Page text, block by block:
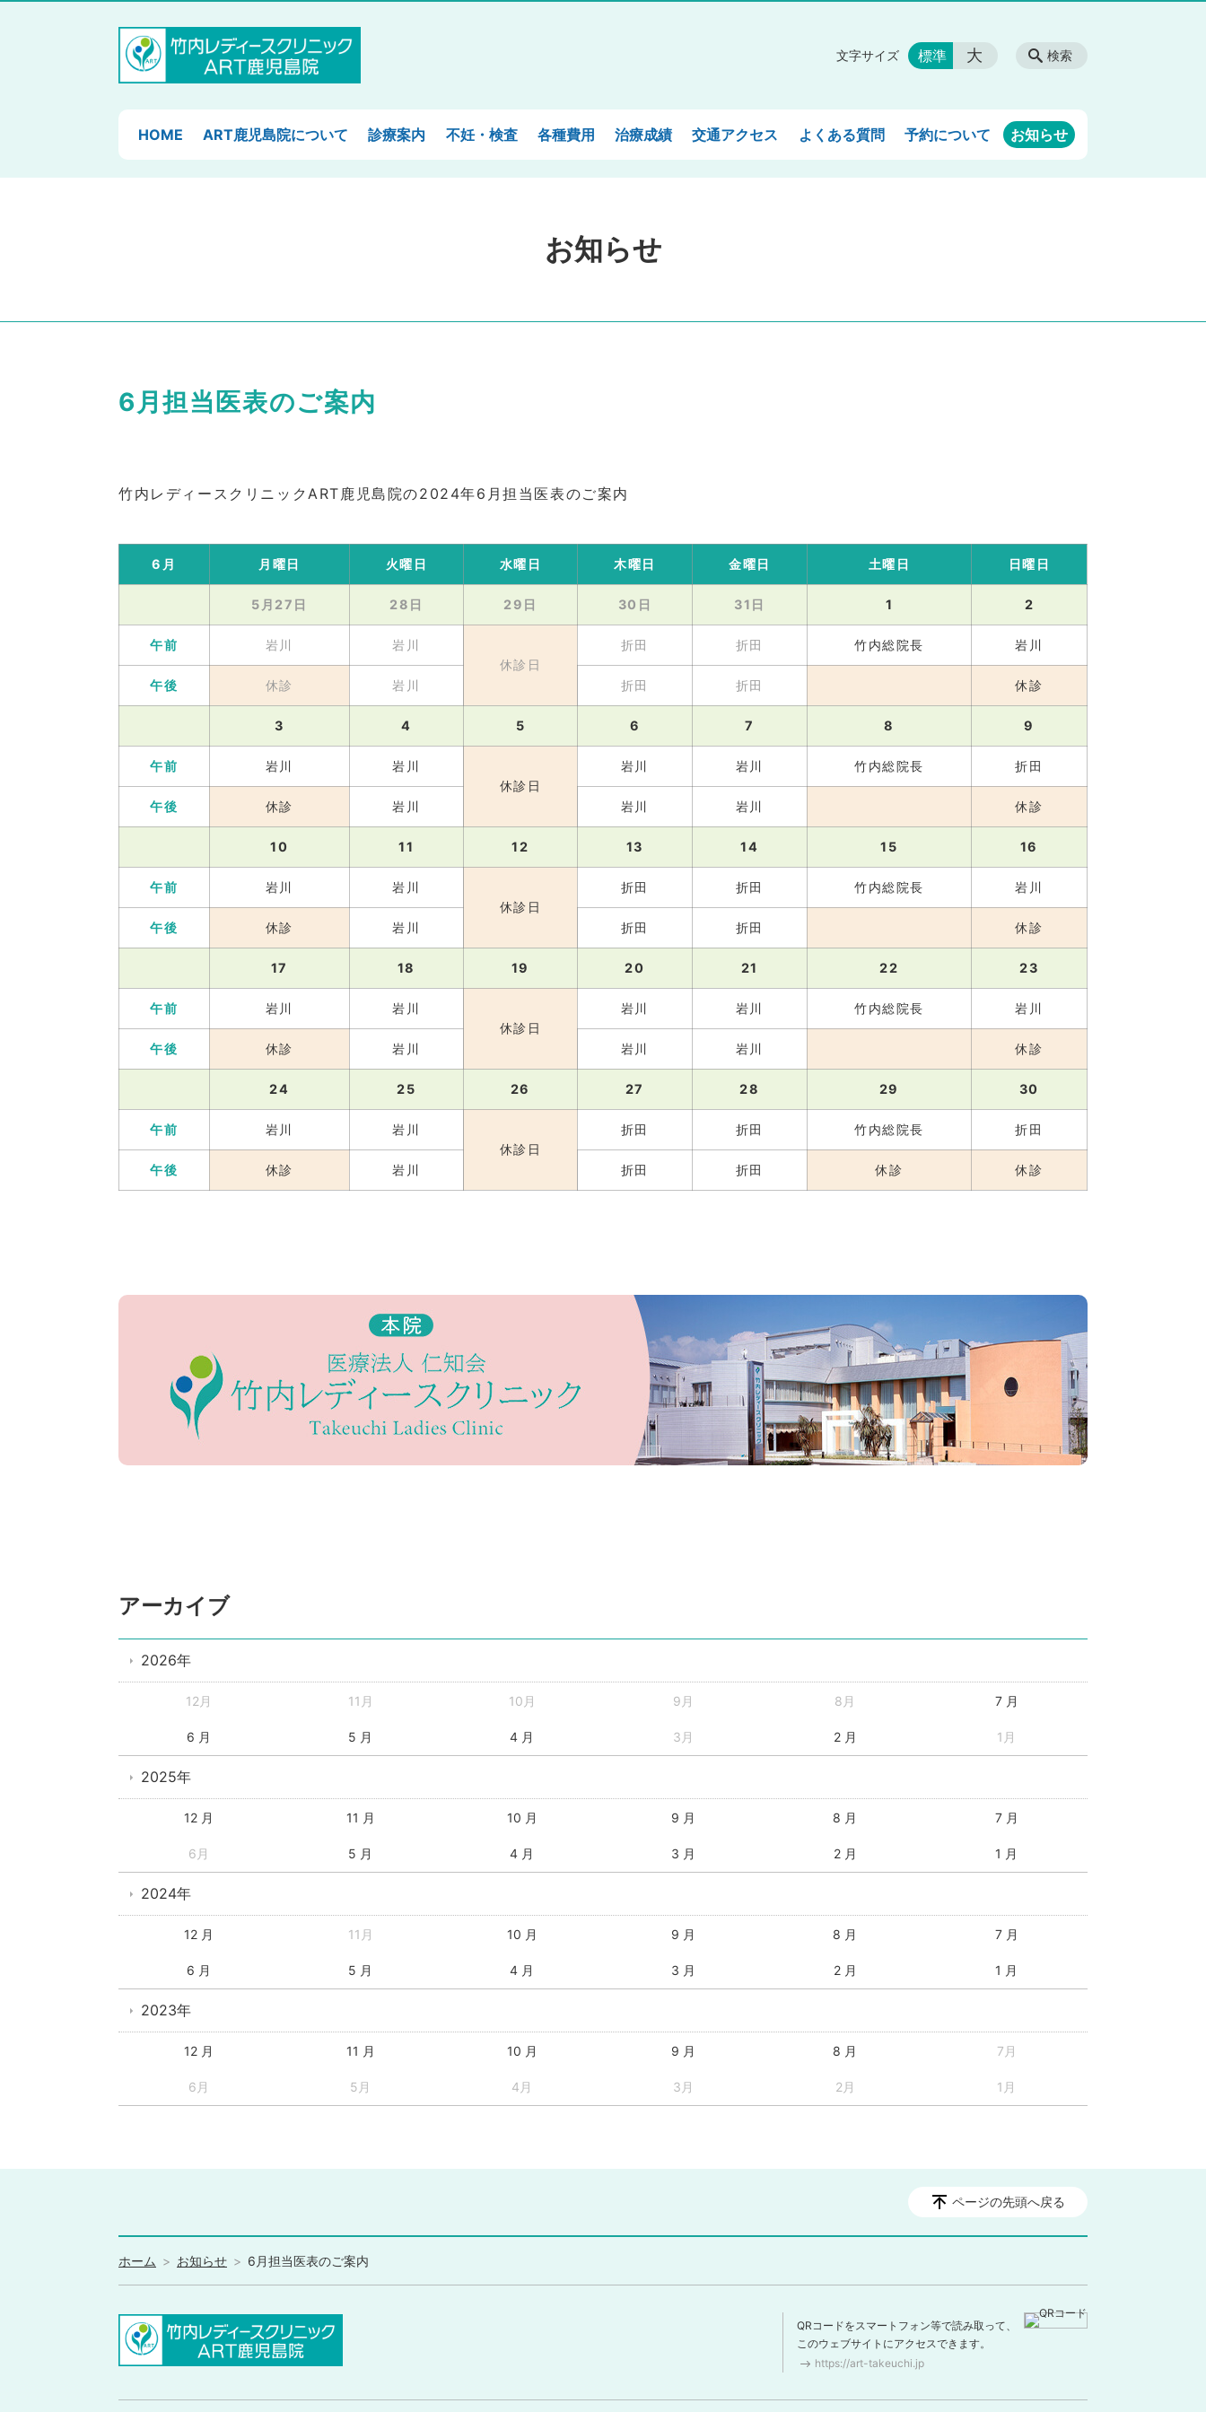
HOME ART鹿児島院について 診療案内 不妊・検査 各種費用 治療成績 交通アクセス よくある質問 予約について お知らせ
検索
文字サイズ 標準 大
お知らせ
6月担当医表のご案内
竹内レディースクリニックART鹿児島院の2024年6月担当医表のご案内
6月 月曜日 火曜日 水曜日 木曜日 金曜日 土曜日 日曜日
5月27日 28日 29日 30日 31日 1 2
午前 岩川
岩川
休診日
折田 折田 竹内総院長 岩川
午後 休診 岩川 折田 折田 休診
3 4 5 6 7 8 9
午前 岩川
岩川
休診日
岩川 岩川 竹内総院長 折田
午後 休診 岩川 岩川 岩川 休診
10 11 12 13 14 15 16
午前 岩川
岩川
休診日
折田 折田 竹内総院長 岩川
午後 休診 岩川 折田 折田 休診
17 18 19 20 21 22 23
午前 岩川
岩川
休診日
岩川 岩川 竹内総院長 岩川
午後 休診 岩川 岩川 岩川 休診
24 25 26 27 28 29 30
午前 岩川
岩川
休診日
折田 折田 竹内総院長 折田
午後 休診 岩川 折田 折田 休診 休診
アーカイブ
2026年
12月 11月 10月 9月 8月 7 月
6 月 5 月 4 月 3月 2 月 1月
2025年
12 月 11 月 10 月 9 月 8 月 7 月
6月 5 月 4 月 3 月 2 月 1 月
2024年
12 月 11月 10 月 9 月 8 月 7 月
6 月 5 月 4 月 3 月 2 月 1 月
2023年
12 月 11 月 10 月 9 月 8 月 7月
6月 5月 4月 3月 2月 1月
ページの先頭へ戻る
ホーム お知らせ 6月担当医表のご案内
QRコードをスマートフォン等で読み取って、
このウェブサイトにアクセスできます。
https://art-takeuchi.jp